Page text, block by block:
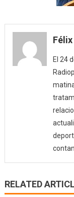
Félix
El 24
RELATED